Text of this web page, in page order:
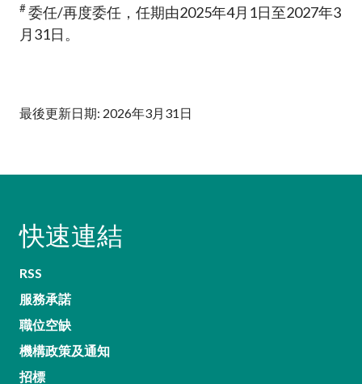
#委任/再度委任，任期由2025年4月1日至2027年3
月31日。
最後更新日期: 2026年3月31日
快速連結
RSS
服務承諾
職位空缺
機構政策及通知
招標